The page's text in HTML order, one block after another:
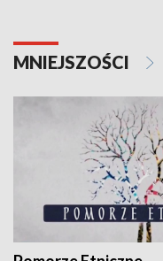
MNIEJSZOŚCI